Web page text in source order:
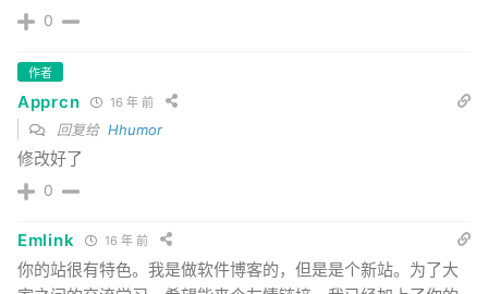
0
作者
Apprcn 16 年 前
回复给 Hhumor
修改好了
0
Emlink 16 年 前
你的站很有特色。我是做软件博客的，但是是个新站。为了大